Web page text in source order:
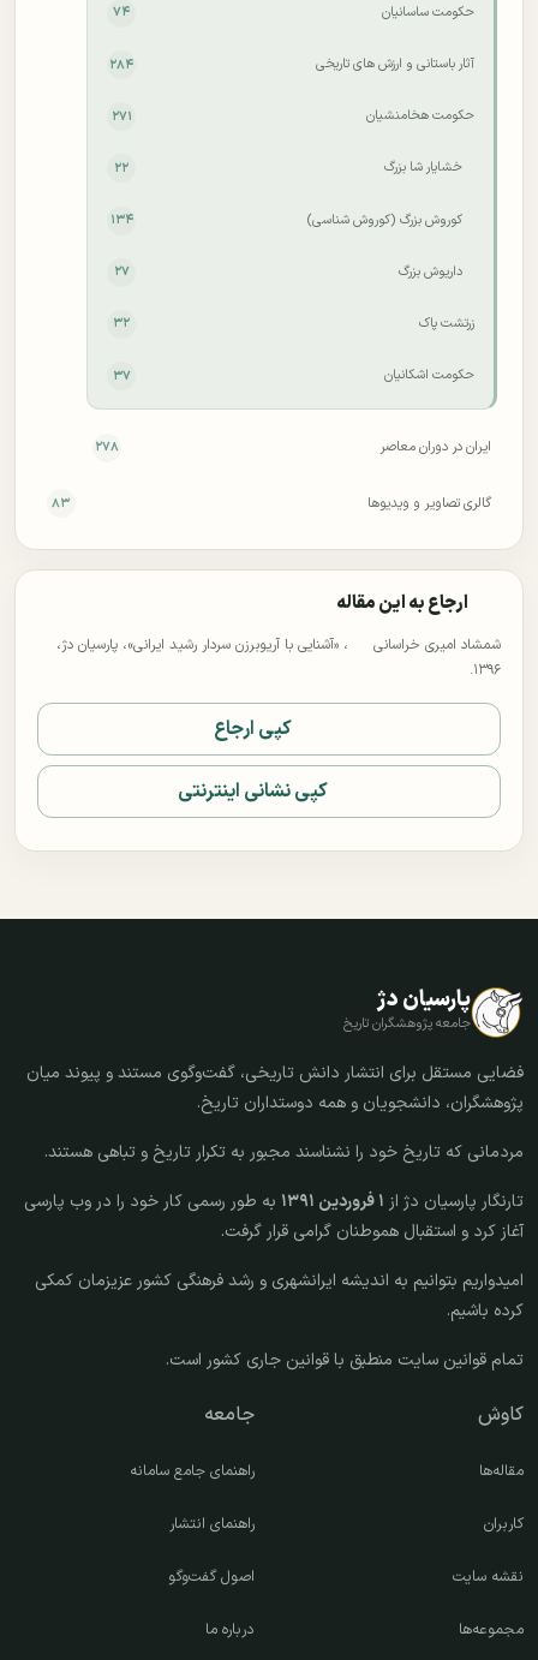
حکومت ساسانیان ۷۴
آثار باستانی و ارزش های تاریخی ۲۸۴
حکومت هخامنشیان ۲۷۱
خشایار شا بزرگ ۲۲
کوروش بزرگ (کوروش شناسی) ۱۳۴
داریوش بزرگ ۲۷
زرتشت پاک ۳۲
حکومت اشکانیان ۳۷
ایران در دوران معاصر ۲۷۸
گالری تصاویر و ویدیوها ۸۳
ارجاع به این مقاله
شمشاد امیری خراسانی
، «آشنایی با آریوبرزن سردار رشید ایرانی»، پارسیان دژ،
۱۳۹۶.
کپی ارجاع
کپی نشانی اینترنتی
پارسیان دژ
جامعه پژوهشگران تاریخ
فضایی مستقل برای انتشار دانش تاریخی، گفت‌وگوی مستند و پیوند میان
پژوهشگران، دانشجویان و همه دوستداران تاریخ.
مردمانی که تاریخ خود را نشناسند مجبور به تکرار تاریخ و تباهی هستند.
تارنگار پارسیان دژ از ۱ فروردین ۱۳۹۱
به طور رسمی کار خود را در وب پارسی
آغاز کرد و استقبال هموطنان گرامی قرار گرفت.
امیدواریم بتوانیم به اندیشه ایرانشهری و رشد فرهنگی کشور عزیزمان کمکی
کرده باشیم.
تمام قوانین سایت منطبق با قوانین جاری کشور است.
کاوش
مقاله‌ها
کاربران
نقشه سایت
مجموعه‌ها
جامعه
راهنمای جامع سامانه
راهنمای انتشار
اصول گفت‌وگو
درباره ما